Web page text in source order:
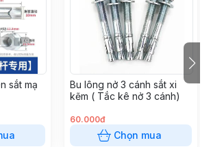
– chống oxy hóa, chịu tải trọng tốt.
– móc tròn chắc chắn, dễ lắp đặt
– bề mặt xi kẽm sáng bóng, phù
công trình.
trong cơ khí, xây dựng, treo móc vật
sắt mạ
Bu lông nở 3 cánh sắt xi
kẽm ( Tắc kê nở 3 cánh)
60.000đ
Chọn mua